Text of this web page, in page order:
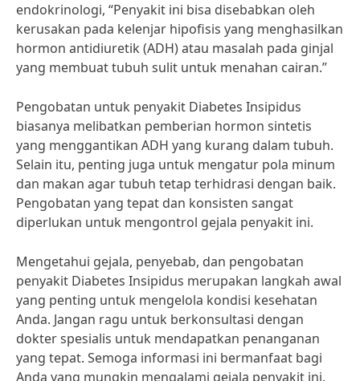
endokrinologi, “Penyakit ini bisa disebabkan oleh
kerusakan pada kelenjar hipofisis yang menghasilkan
hormon antidiuretik (ADH) atau masalah pada ginjal
yang membuat tubuh sulit untuk menahan cairan.”
Pengobatan untuk penyakit Diabetes Insipidus
biasanya melibatkan pemberian hormon sintetis
yang menggantikan ADH yang kurang dalam tubuh.
Selain itu, penting juga untuk mengatur pola minum
dan makan agar tubuh tetap terhidrasi dengan baik.
Pengobatan yang tepat dan konsisten sangat
diperlukan untuk mengontrol gejala penyakit ini.
Mengetahui gejala, penyebab, dan pengobatan
penyakit Diabetes Insipidus merupakan langkah awal
yang penting untuk mengelola kondisi kesehatan
Anda. Jangan ragu untuk berkonsultasi dengan
dokter spesialis untuk mendapatkan penanganan
yang tepat. Semoga informasi ini bermanfaat bagi
Anda yang mungkin mengalami gejala penyakit ini.